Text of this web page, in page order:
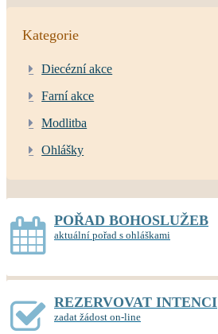
Kategorie
Diecézní akce
Farní akce
Modlitba
Ohlášky
POŘAD BOHOSLUŽEB
aktuální pořad s ohláškami
REZERVOVAT INTENCI
zadat žádost on-line